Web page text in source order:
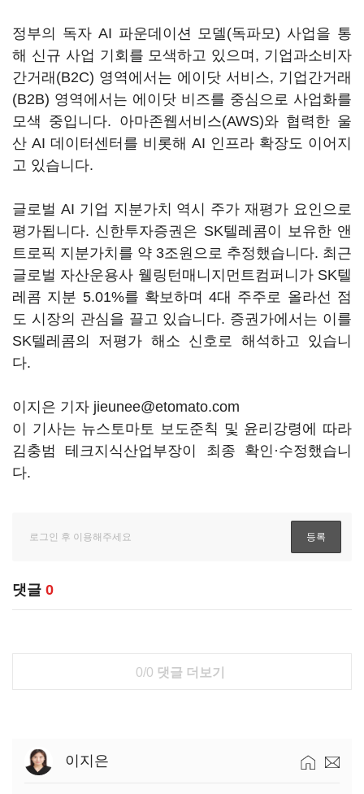
정부의 독자 AI 파운데이션 모델(독파모) 사업을 통
해 신규 사업 기회를 모색하고 있으며, 기업과소비자
간거래(B2C) 영역에서는 에이닷 서비스, 기업간거래
(B2B) 영역에서는 에이닷 비즈를 중심으로 사업화를
모색 중입니다. 아마존웹서비스(AWS)와 협력한 울
산 AI 데이터센터를 비롯해 AI 인프라 확장도 이어지
고 있습니다.
글로벌 AI 기업 지분가치 역시 주가 재평가 요인으로
평가됩니다. 신한투자증권은 SK텔레콤이 보유한 앤
트로픽 지분가치를 약 3조원으로 추정했습니다. 최근
글로벌 자산운용사 웰링턴매니지먼트컴퍼니가 SK텔
레콤 지분 5.01%를 확보하며 4대 주주로 올라선 점
도 시장의 관심을 끌고 있습니다. 증권가에서는 이를
SK텔레콤의 저평가 해소 신호로 해석하고 있습니
다.
이지은 기자 jieunee@etomato.com
이 기사는 뉴스토마토 보도준칙 및 윤리강령에 따라
김충범 테크지식산업부장이 최종 확인·수정했습니
다.
댓글 0
0/0 댓글 더보기
이지은